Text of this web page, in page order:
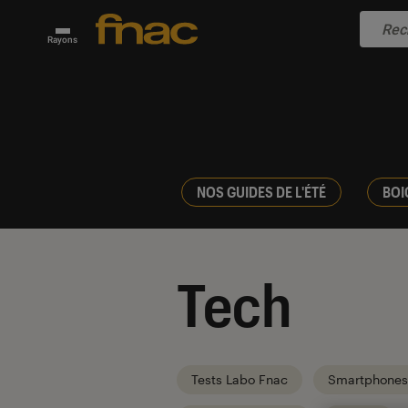
Rayons
NOS GUIDES DE L'ÉTÉ
Tech
Tests Labo Fnac Smartphones